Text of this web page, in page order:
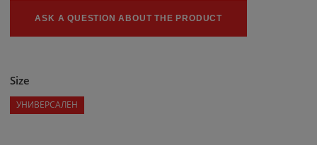
ASK A QUESTION ABOUT THE PRODUCT
Size
УНИВЕРСАЛЕН